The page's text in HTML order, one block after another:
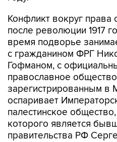
Конфликт вокруг права
после революции 1917
время подворье
с гражданином ФРГ
Гофманом, с
православное
зарегистрированным в
оспаривает
палестинское
которого является
правительства РФ